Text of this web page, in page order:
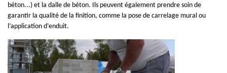
béton...) et la dalle de béton. Ils peuvent également prendre soin de
garantir la qualité de la finition, comme la pose de carrelage mural ou
l’application d’enduit.